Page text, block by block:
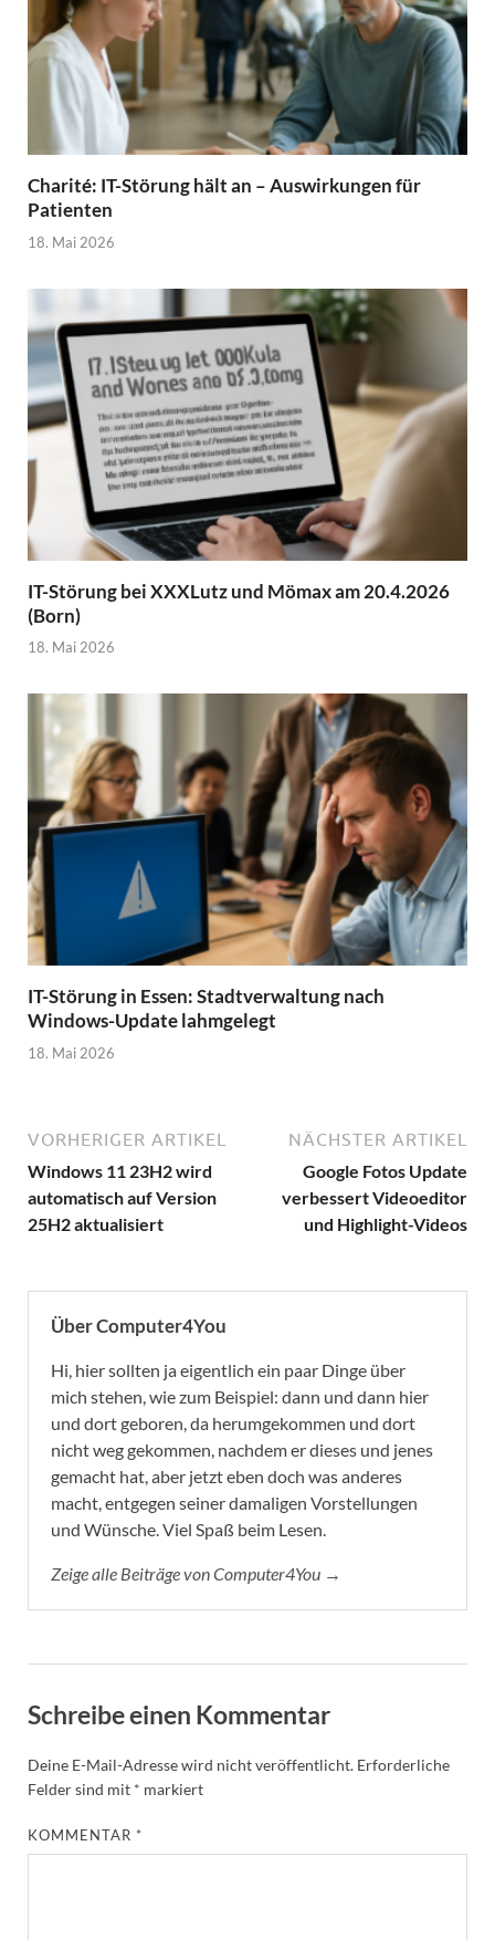
Charité: IT-Störung hält an – Auswirkungen für
Patienten
18. Mai 2026
IT-Störung bei XXXLutz und Mömax am 20.4.2026
(Born)
18. Mai 2026
IT-Störung in Essen: Stadtverwaltung nach
Windows-Update lahmgelegt
18. Mai 2026
VORHERIGER ARTIKEL
Windows 11 23H2 wird
automatisch auf Version
25H2 aktualisiert
NÄCHSTER ARTIKEL
Google Fotos Update
verbessert Videoeditor
und Highlight-Videos
Über Computer4You
Hi, hier sollten ja eigentlich ein paar Dinge über
mich stehen, wie zum Beispiel: dann und dann hier
und dort geboren, da herumgekommen und dort
nicht weg gekommen, nachdem er dieses und jenes
gemacht hat, aber jetzt eben doch was anderes
macht, entgegen seiner damaligen Vorstellungen
und Wünsche. Viel Spaß beim Lesen.
Zeige alle Beiträge von Computer4You →
Schreibe einen Kommentar
Deine E-Mail-Adresse wird nicht veröffentlicht. Erforderliche
Felder sind mit * markiert
KOMMENTAR *